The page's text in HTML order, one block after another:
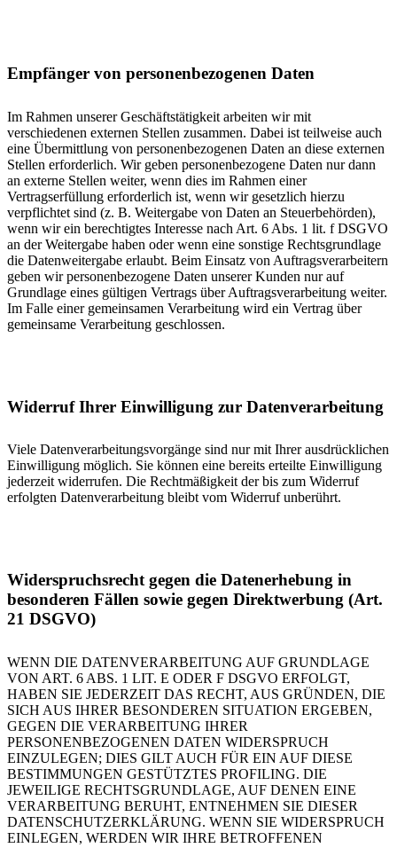
Empfänger von personenbezogenen Daten
Im Rahmen unserer Geschäftstätigkeit arbeiten wir mit
verschiedenen externen Stellen zusammen. Dabei ist teilweise auch
eine Übermittlung von personenbezogenen Daten an diese externen
Stellen erforderlich. Wir geben personenbezogene Daten nur dann
an externe Stellen weiter, wenn dies im Rahmen einer
Vertragserfüllung erforderlich ist, wenn wir gesetzlich hierzu
verpflichtet sind (z. B. Weitergabe von Daten an Steuerbehörden),
wenn wir ein berechtigtes Interesse nach Art. 6 Abs. 1 lit. f DSGVO
an der Weitergabe haben oder wenn eine sonstige Rechtsgrundlage
die Datenweitergabe erlaubt. Beim Einsatz von Auftragsverarbeitern
geben wir personenbezogene Daten unserer Kunden nur auf
Grundlage eines gültigen Vertrags über Auftragsverarbeitung weiter.
Im Falle einer gemeinsamen Verarbeitung wird ein Vertrag über
gemeinsame Verarbeitung geschlossen.
Widerruf Ihrer Einwilligung zur Datenverarbeitung
Viele Datenverarbeitungsvorgänge sind nur mit Ihrer ausdrücklichen
Einwilligung möglich. Sie können eine bereits erteilte Einwilligung
jederzeit widerrufen. Die Rechtmäßigkeit der bis zum Widerruf
erfolgten Datenverarbeitung bleibt vom Widerruf unberührt.
Widerspruchsrecht gegen die Datenerhebung in
besonderen Fällen sowie gegen Direktwerbung (Art.
21 DSGVO)
WENN DIE DATENVERARBEITUNG AUF GRUNDLAGE
VON ART. 6 ABS. 1 LIT. E ODER F DSGVO ERFOLGT,
HABEN SIE JEDERZEIT DAS RECHT, AUS GRÜNDEN, DIE
SICH AUS IHRER BESONDEREN SITUATION ERGEBEN,
GEGEN DIE VERARBEITUNG IHRER
PERSONENBEZOGENEN DATEN WIDERSPRUCH
EINZULEGEN; DIES GILT AUCH FÜR EIN AUF DIESE
BESTIMMUNGEN GESTÜTZTES PROFILING. DIE
JEWEILIGE RECHTSGRUNDLAGE, AUF DENEN EINE
VERARBEITUNG BERUHT, ENTNEHMEN SIE DIESER
DATENSCHUTZERKLÄRUNG. WENN SIE WIDERSPRUCH
EINLEGEN, WERDEN WIR IHRE BETROFFENEN